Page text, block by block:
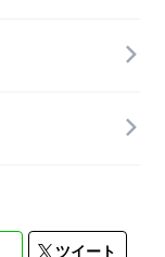
ツイート